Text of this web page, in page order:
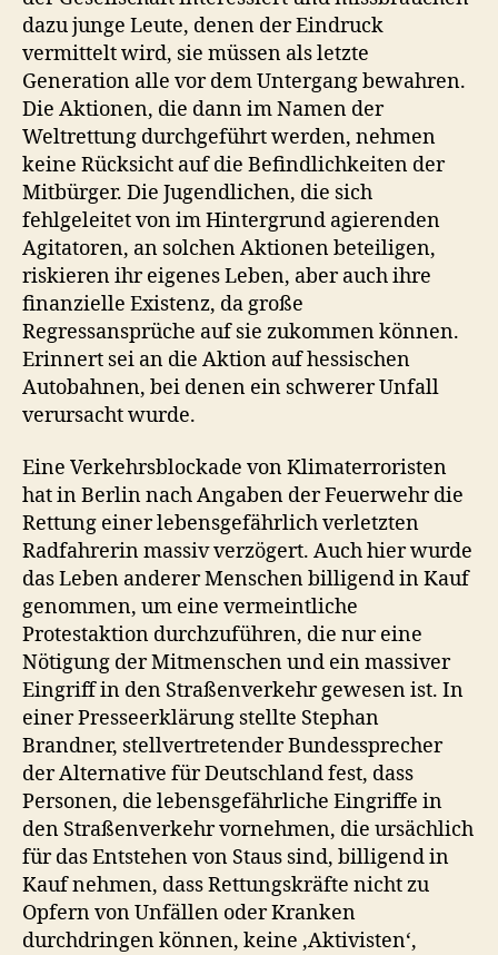
dazu junge Leute, denen der Eindruck
vermittelt wird, sie müssen als letzte
Generation alle vor dem Untergang bewahren.
Die Aktionen, die dann im Namen der
Weltrettung durchgeführt werden, nehmen
keine Rücksicht auf die Befindlichkeiten der
Mitbürger. Die Jugendlichen, die sich
fehlgeleitet von im Hintergrund agierenden
Agitatoren, an solchen Aktionen beteiligen,
riskieren ihr eigenes Leben, aber auch ihre
finanzielle Existenz, da große
Regressansprüche auf sie zukommen können.
Erinnert sei an die Aktion auf hessischen
Autobahnen, bei denen ein schwerer Unfall
verursacht wurde.
Eine Verkehrsblockade von Klimaterroristen
hat in Berlin nach Angaben der Feuerwehr die
Rettung einer lebensgefährlich verletzten
Radfahrerin massiv verzögert. Auch hier wurde
das Leben anderer Menschen billigend in Kauf
genommen, um eine vermeintliche
Protestaktion durchzuführen, die nur eine
Nötigung der Mitmenschen und ein massiver
Eingriff in den Straßenverkehr gewesen ist. In
einer Presseerklärung stellte Stephan
Brandner, stellvertretender Bundessprecher
der Alternative für Deutschland fest, dass
Personen, die lebensgefährliche Eingriffe in
den Straßenverkehr vornehmen, die ursächlich
für das Entstehen von Staus sind, billigend in
Kauf nehmen, dass Rettungskräfte nicht zu
Opfern von Unfällen oder Kranken
durchdringen können, keine ‚Aktivisten‘,